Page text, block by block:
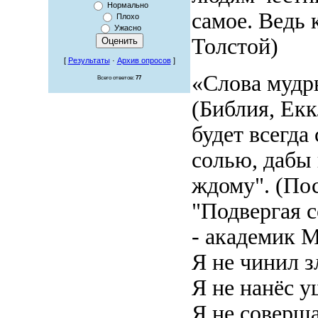
Нормально
Плохо
Ужасно
[ Результаты· Архив опросов]
Всего ответов: 77
самое. Ведь
Толстой)
«Слова
(Библия,
будет
солью, дабы
ждому".
"Подвергая
- академик
Я не чинил
Я не нанёс